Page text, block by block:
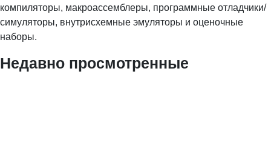
компиляторы, макроассемблеры, программные отладчики/
симуляторы, внутрисхемные эмуляторы и оценочные
наборы.
Недавно просмотренные